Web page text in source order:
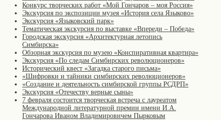
Конкурс творческих работ «Мой Гончаров – моя Россия»
Экскурсия по экспозиции музея «История села Языково»
Экскурсия «Языковский парк»
Тематическая экскурсия по выставке «Впереди – Победа»
Городская экскурсия «Архитектурная летопись
Симбирска»
Обзорная экскурсия по музею «Конспиративная квартира»
Экскурсия «По следам Симбирских революционеров»
Исторический квест «Загадка старого письма»
«Шифровки и тайники симбирских революционеров»
«Создание и деятельность симбирской группы РСДРП»
Экскурсия «Отечеству верные сыны»
7 февраля состоится творческая встреча с лауреатом
Международной литературной премии имени И.А.
Гончарова Иваном Владимировичем Пырковым